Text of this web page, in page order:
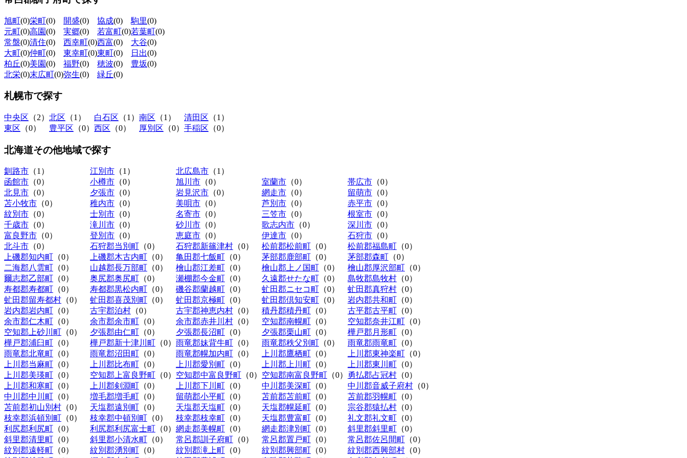
旭町(0)栄町(0) 開盛(0) 協成(0) 駒里(0)
元町(0)高園(0) 実郷(0) 若富町(0)若葉町(0)
常盤(0)清住(0) 西幸町(0)西富(0) 大谷(0)
大町(0)仲町(0) 東幸町(0)東町(0) 日出(0)
柏丘(0)美園(0) 福野(0) 穂波(0) 豊坂(0)
北栄(0)末広町(0)弥生(0) 緑丘(0)
札幌市で探す
中央区 （2） 北区 （1） 白石区 （1） 南区 （1） 清田区 （1）
東区 （0） 豊平区 （0） 西区 （0） 厚別区 （0） 手稲区 （0）
北海道その他地域で探す
釧路市 （1） 江別市 （1） 北広島市 （1）
函館市 （0） 小樽市 （0） 旭川市 （0） 室蘭市 （0） 帯広市 （0）
北見市 （0） 夕張市 （0） 岩見沢市 （0） 網走市 （0） 留萌市 （0）
苫小牧市 （0） 稚内市 （0） 美唄市 （0） 芦別市 （0） 赤平市 （0）
紋別市 （0） 士別市 （0） 名寄市 （0） 三笠市 （0） 根室市 （0）
千歳市 （0） 滝川市 （0） 砂川市 （0） 歌志内市 （0） 深川市 （0）
富良野市 （0） 登別市 （0） 恵庭市 （0） 伊達市 （0） 石狩市 （0）
北斗市 （0） 石狩郡当別町 （0） 石狩郡新篠津村 （0） 松前郡松前町 （0） 松前郡福島町 （0）
上磯郡知内町 （0） 上磯郡木古内町 （0） 亀田郡七飯町 （0） 茅部郡鹿部町 （0） 茅部郡森町 （0）
二海郡八雲町 （0） 山越郡長万部町 （0） 檜山郡江差町 （0） 檜山郡上ノ国町 （0） 檜山郡厚沢部町 （0）
爾志郡乙部町 （0） 奥尻郡奥尻町 （0） 瀬棚郡今金町 （0） 久遠郡せたな町 （0） 島牧郡島牧村 （0）
寿都郡寿都町 （0） 寿都郡黒松内町 （0） 磯谷郡蘭越町 （0） 虻田郡ニセコ町 （0） 虻田郡真狩村 （0）
虻田郡留寿都村 （0） 虻田郡喜茂別町 （0） 虻田郡京極町 （0） 虻田郡倶知安町 （0） 岩内郡共和町 （0）
岩内郡岩内町 （0） 古宇郡泊村 （0） 古宇郡神恵内村 （0） 積丹郡積丹町 （0） 古平郡古平町 （0）
余市郡仁木町 （0） 余市郡余市町 （0） 余市郡赤井川村 （0） 空知郡南幌町 （0） 空知郡奈井江町 （0）
空知郡上砂川町 （0） 夕張郡由仁町 （0） 夕張郡長沼町 （0） 夕張郡栗山町 （0） 樺戸郡月形町 （0）
樺戸郡浦臼町 （0） 樺戸郡新十津川町 （0） 雨竜郡妹背牛町 （0） 雨竜郡秩父別町 （0） 雨竜郡雨竜町 （0）
雨竜郡北竜町 （0） 雨竜郡沼田町 （0） 雨竜郡幌加内町 （0） 上川郡鷹栖町 （0） 上川郡東神楽町 （0）
上川郡当麻町 （0） 上川郡比布町 （0） 上川郡愛別町 （0） 上川郡上川町 （0） 上川郡東川町 （0）
上川郡美瑛町 （0） 空知郡上富良野町 （0） 空知郡中富良野町 （0） 空知郡南富良野町 （0） 勇払郡占冠村 （0）
上川郡和寒町 （0） 上川郡剣淵町 （0） 上川郡下川町 （0） 中川郡美深町 （0） 中川郡音威子府村 （0）
中川郡中川町 （0） 増毛郡増毛町 （0） 留萌郡小平町 （0） 苫前郡苫前町 （0） 苫前郡羽幌町 （0）
苫前郡初山別村 （0） 天塩郡遠別町 （0） 天塩郡天塩町 （0） 天塩郡幌延町 （0） 宗谷郡猿払村 （0）
枝幸郡浜頓別町 （0） 枝幸郡中頓別町 （0） 枝幸郡枝幸町 （0） 天塩郡豊富町 （0） 礼文郡礼文町 （0）
利尻郡利尻町 （0） 利尻郡利尻富士町 （0） 網走郡美幌町 （0） 網走郡津別町 （0） 斜里郡斜里町 （0）
斜里郡清里町 （0） 斜里郡小清水町 （0） 常呂郡訓子府町 （0） 常呂郡置戸町 （0） 常呂郡佐呂間町 （0）
紋別郡遠軽町 （0） 紋別郡湧別町 （0） 紋別郡滝上町 （0） 紋別郡興部町 （0） 紋別郡西興部村 （0）